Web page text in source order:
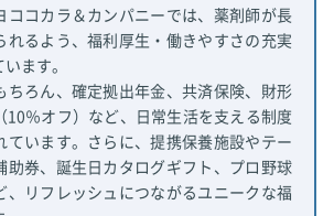
ココカラ＆カンパニーでは、薬剤師が長
れるよう、福利厚生・働きやすさの充実
ます。
ちろん、確定拠出年金、共済保険、財形
10％オフ）など、日常生活を支える制度
ています。さらに、提携保養施設やテー
助券、誕生日カタログギフト、プロ野球
、リフレッシュにつながるユニークな福